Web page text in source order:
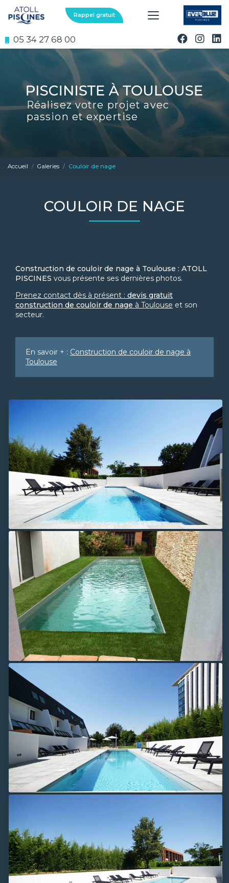
au
contenu
05 34 27 68 00
Rappel gratuit
Réalisez votre projet avec
passion et expertise
Accueil Galeries Couloir de nage
COULOIR DE NAGE
Construction de couloir de nage à Toulouse : ATOLL
PISCINES vous présente ses dernières photos.
Prenez contact dès à présent : devis gratuit
construction de couloir de nage à Toulouse et son
secteur.
En savoir + : Construction de couloir de nage à
Toulouse